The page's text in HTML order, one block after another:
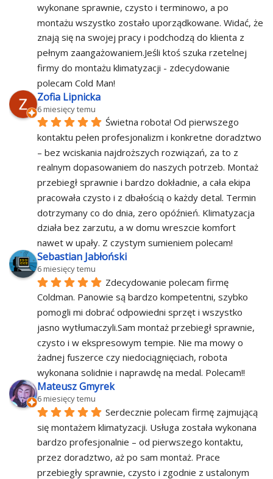
wykonane sprawnie, czysto i terminowo, a po
montażu wszystko zostało uporządkowane. Widać, że
znają się na swojej pracy i podchodzą do klienta z
pełnym zaangażowaniem.Jeśli ktoś szuka rzetelnej
firmy do montażu klimatyzacji - zdecydowanie
polecam Cold Man!
Zofia Lipnicka
6 miesięcy temu
Świetna robota! Od pierwszego
kontaktu pełen profesjonalizm i konkretne doradztwo
– bez wciskania najdroższych rozwiązań, za to z
realnym dopasowaniem do naszych potrzeb. Montaż
przebiegł sprawnie i bardzo dokładnie, a cała ekipa
pracowała czysto i z dbałością o każdy detal. Termin
dotrzymany co do dnia, zero opóźnień. Klimatyzacja
działa bez zarzutu, a w domu wreszcie komfort
nawet w upały. Z czystym sumieniem polecam!
Sebastian Jabłoński
6 miesięcy temu
Zdecydowanie polecam firmę
Coldman. Panowie są bardzo kompetentni, szybko
pomogli mi dobrać odpowiedni sprzęt i wszystko
jasno wytłumaczyli.Sam montaż przebiegł sprawnie,
czysto i w ekspresowym tempie. Nie ma mowy o
żadnej fuszerce czy niedociągnięciach, robota
wykonana solidnie i naprawdę na medal. Polecam!!
Mateusz Gmyrek
6 miesięcy temu
Serdecznie polecam firmę zajmującą
się montażem klimatyzacji. Usługa została wykonana
bardzo profesjonalnie – od pierwszego kontaktu,
przez doradztwo, aż po sam montaż. Prace
przebiegły sprawnie, czysto i zgodnie z ustalonym